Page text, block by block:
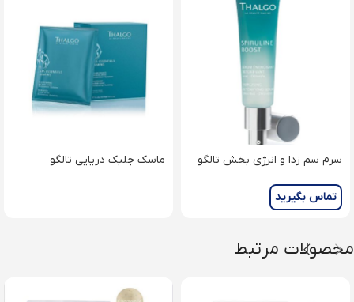
سرم سم زدا و انرژی بخش تالگو
تماس بگیرید
ماسک جلبک دریایی تالگو
محصولات مرتبط